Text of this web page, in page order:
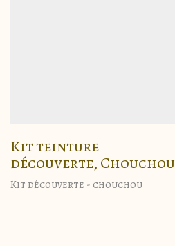
Kit teinture
découverte, Chouchou
Kit découverte - chouchou